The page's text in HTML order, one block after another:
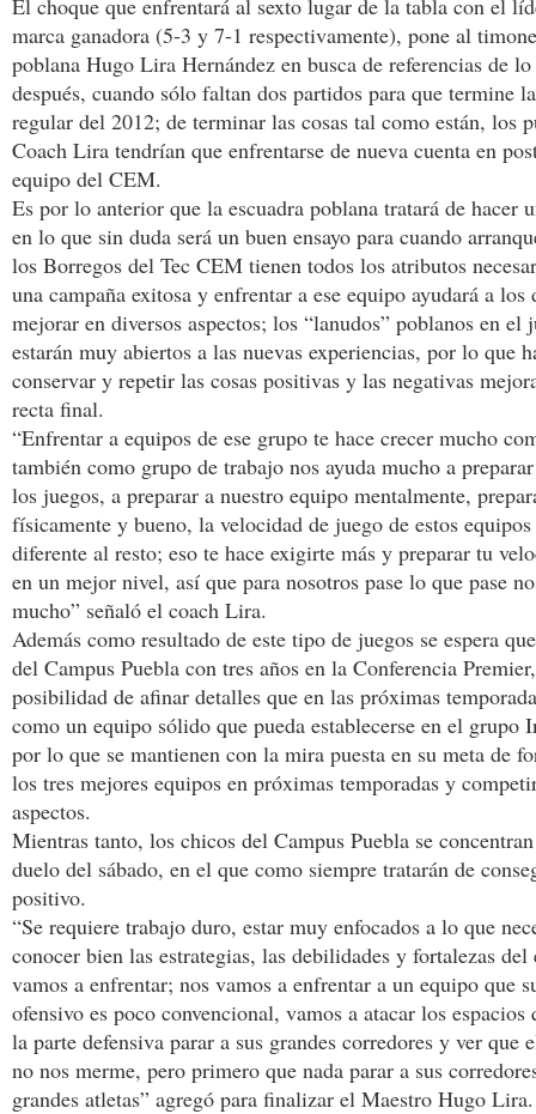
El choque que enfrentará al sexto lugar de la tabla con el
marca ganadora (5-3 y 7-1 respectivamente), pone al
poblana Hugo Lira Hernández en busca de referencias de
después, cuando sólo faltan dos partidos para que termine
regular del 2012; de terminar las cosas tal como están, los
Coach Lira tendrían que enfrentarse de nueva cuenta en
equipo del CEM.
Es por lo anterior que la escuadra poblana tratará de hacer
en lo que sin duda será un buen ensayo para cuando
los Borregos del Tec CEM tienen todos los atributos
una campaña exitosa y enfrentar a ese equipo ayudará a los
mejorar en diversos aspectos; los “lanudos” poblanos en el
estarán muy abiertos a las nuevas experiencias, por lo que
conservar y repetir las cosas positivas y las negativas
recta final.
“Enfrentar a equipos de ese grupo te hace crecer mucho
también como grupo de trabajo nos ayuda mucho a
los juegos, a preparar a nuestro equipo mentalmente,
físicamente y bueno, la velocidad de juego de estos
diferente al resto; eso te hace exigirte más y preparar tu
en un mejor nivel, así que para nosotros pase lo que pase
mucho” señaló el coach Lira.
Además como resultado de este tipo de juegos se espera
del Campus Puebla con tres años en la Conferencia
posibilidad de afinar detalles que en las próximas
como un equipo sólido que pueda establecerse en el grupo
por lo que se mantienen con la mira puesta en su meta de
los tres mejores equipos en próximas temporadas y
aspectos.
Mientras tanto, los chicos del Campus Puebla se
duelo del sábado, en el que como siempre tratarán de
positivo.
“Se requiere trabajo duro, estar muy enfocados a lo que
conocer bien las estrategias, las debilidades y fortalezas
vamos a enfrentar; nos vamos a enfrentar a un equipo que
ofensivo es poco convencional, vamos a atacar los espacios
la parte defensiva parar a sus grandes corredores y ver que
no nos merme, pero primero que nada parar a sus
grandes atletas” agregó para finalizar el Maestro Hugo Lira.